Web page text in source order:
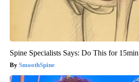
Spine Specialists Says: Do This for
SmoothSpine